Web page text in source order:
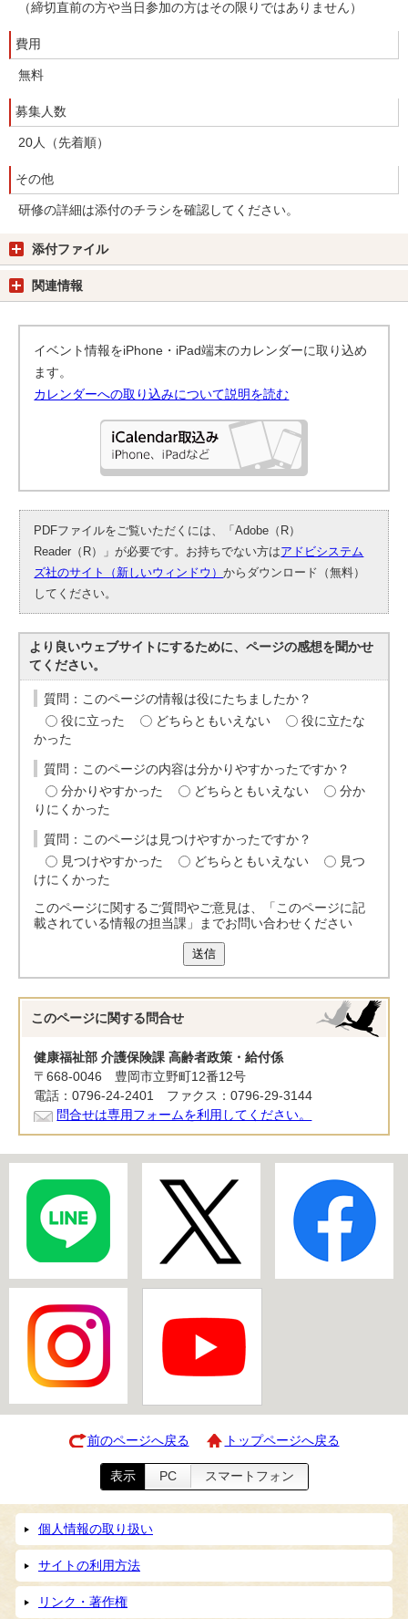
（締切直前の方や当日参加の方はその限りではありません）
費用
無料
募集人数
20人（先着順）
その他
研修の詳細は添付のチラシを確認してください。
添付ファイル
関連情報
イベント情報をiPhone・iPad端末のカレンダーに取り込め
ます。
カレンダーへの取り込みについて説明を読む
PDFファイルをご覧いただくには、「Adobe（R）
Reader（R）」が必要です。お持ちでない方はアドビシステム
ズ社のサイト（新しいウィンドウ）からダウンロード（無料）
してください。
より良いウェブサイトにするために、ページの感想を聞かせ
てください。
質問：このページの情報は役にたちましたか？
役に立った
どちらともいえない
役に立たな
かった
質問：このページの内容は分かりやすかったですか？
分かりやすかった
どちらともいえない
分か
りにくかった
質問：このページは見つけやすかったですか？
見つけやすかった
どちらともいえない
見つ
けにくかった
このページに関するご質問やご意見は、「このページに記
載されている情報の担当課」までお問い合わせください
送信
このページに関する 問合せ
健康福祉部 介護保険課 高齢者政策・給付係
〒668-0046 豊岡市立野町12番12号
電話：0796-24-2401 ファクス：0796-29-3144
問合せは専用フォームを利用してください。
前のページへ戻る トップページへ戻る
表示 PC スマートフォン
個人情報の取り扱い
サイトの利用方法
リンク・著作権